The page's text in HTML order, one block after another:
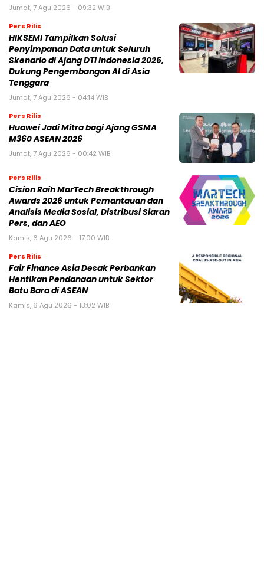
Jumat, 7 Agu 2026 - 09:32 WIB
Pers Rilis
HIKSEMI Tampilkan Solusi
Penyimpanan Data untuk Seluruh
Skenario di Ajang DTI Indonesia 2026,
Dukung Pengembangan AI di Asia
Tenggara
Jumat, 7 Agu 2026 - 04:14 WIB
Pers Rilis
Huawei Jadi Mitra bagi Ajang GSMA
M360 ASEAN 2026
Jumat, 7 Agu 2026 - 00:42 WIB
Pers Rilis
Cision Raih MarTech Breakthrough
Awards 2026 untuk Pemantauan dan
Analisis Media Sosial, Distribusi Siaran
Pers, dan AEO
Kamis, 6 Agu 2026 - 17:00 WIB
Pers Rilis
Fair Finance Asia Desak Perbankan
Hentikan Pendanaan untuk Sektor
Batu Bara di ASEAN
Kamis, 6 Agu 2026 - 13:02 WIB